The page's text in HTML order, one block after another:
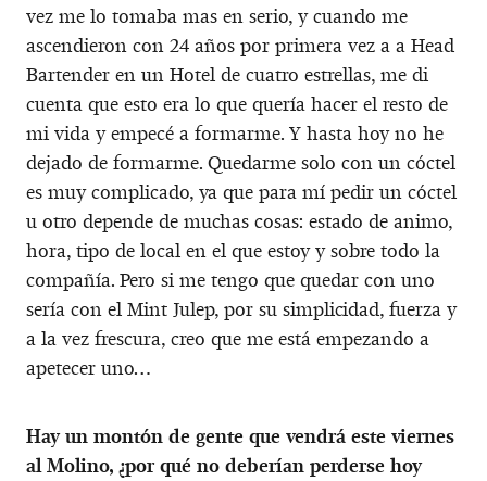
vez me lo tomaba mas en serio, y cuando me
ascendieron con 24 años por primera vez a a Head
Bartender en un Hotel de cuatro estrellas, me di
cuenta que esto era lo que quería hacer el resto de
mi vida y empecé a formarme. Y hasta hoy no he
dejado de formarme. Quedarme solo con un cóctel
es muy complicado, ya que para mí pedir un cóctel
u otro depende de muchas cosas: estado de animo,
hora, tipo de local en el que estoy y sobre todo la
compañía. Pero si me tengo que quedar con uno
sería con el Mint Julep, por su simplicidad, fuerza y
a la vez frescura, creo que me está empezando a
apetecer uno…
Hay un montón de gente que vendrá este viernes
al Molino, ¿por qué no deberían perderse hoy